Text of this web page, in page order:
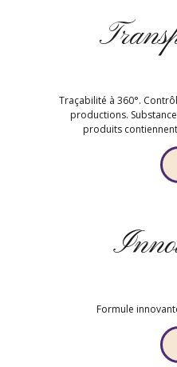
Traçabilité à 360°.
productions.
produits
Formule